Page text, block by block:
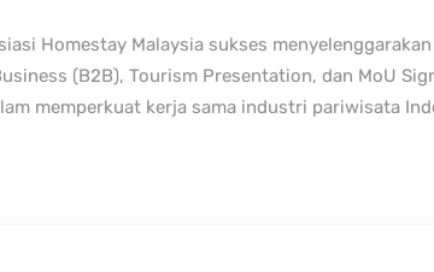
Homestay Malaysia sukses
(B2B), Tourism Presentation, dan MoU
memperkuat kerja sama industri pariwisata